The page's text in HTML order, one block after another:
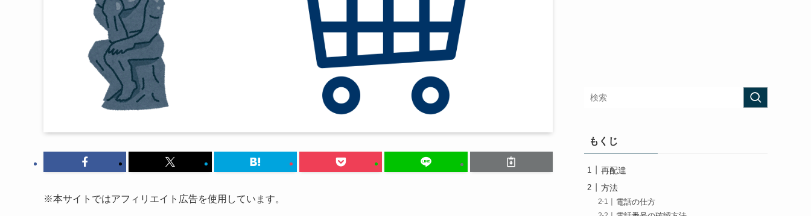
※本サイトではアフィリエイト広告を使用しています。
もくじ
再配達
方法
電話の仕方